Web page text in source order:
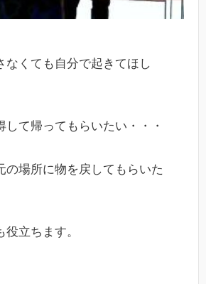
なくても自分で起きてほし
して帰ってもらいたい・・・
の場所に物を戻してもらいた
立ちます。